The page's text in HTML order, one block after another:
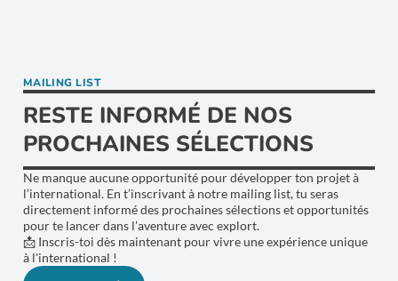
MAILING LIST
RESTE INFORMÉ DE NOS
PROCHAINES SÉLECTIONS
Ne manque aucune opportunité pour développer ton projet à
l’international. En t’inscrivant à notre mailing list, tu seras
directement informé des prochaines sélections et opportunités
pour te lancer dans l’aventure avec explort.
📩 Inscris-toi dès maintenant pour vivre une expérience unique
à l'international !